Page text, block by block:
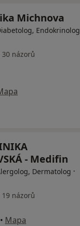
Michnova
Endokrinolog
30 názorů
- Medifin
Dermatolog ·
19 názorů
• Mapa